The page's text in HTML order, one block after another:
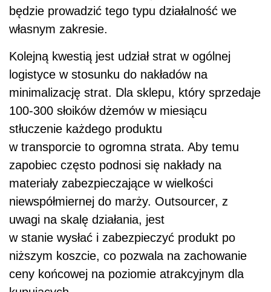
będzie prowadzić tego typu działalność we
własnym zakresie.
Kolejną kwestią jest udział strat w ogólnej
logistyce w stosunku do nakładów na
minimalizację strat. Dla sklepu, który sprzedaje
100-300 słoików dżemów w miesiącu
stłuczenie każdego produktu
w transporcie to ogromna strata. Aby temu
zapobiec często podnosi się nakłady na
materiały zabezpieczające w wielkości
niewspółmiernej do marży. Outsourcer, z
uwagi na skalę działania, jest
w stanie wysłać i zabezpieczyć produkt po
niższym koszcie, co pozwala na zachowanie
ceny końcowej na poziomie atrakcyjnym dla